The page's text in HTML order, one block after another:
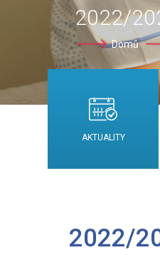
2022/
Domů
AKTUALITY
2022/